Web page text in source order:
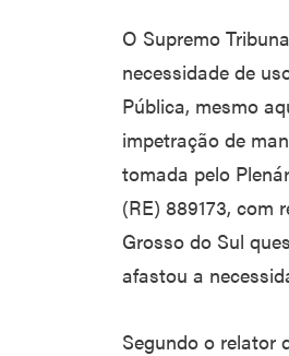
O Supremo
necessidade de
Pública, mesmo
impetração de
tomada pelo
(RE) 889173, com
Grosso do Sul
afastou a
Segundo o relator